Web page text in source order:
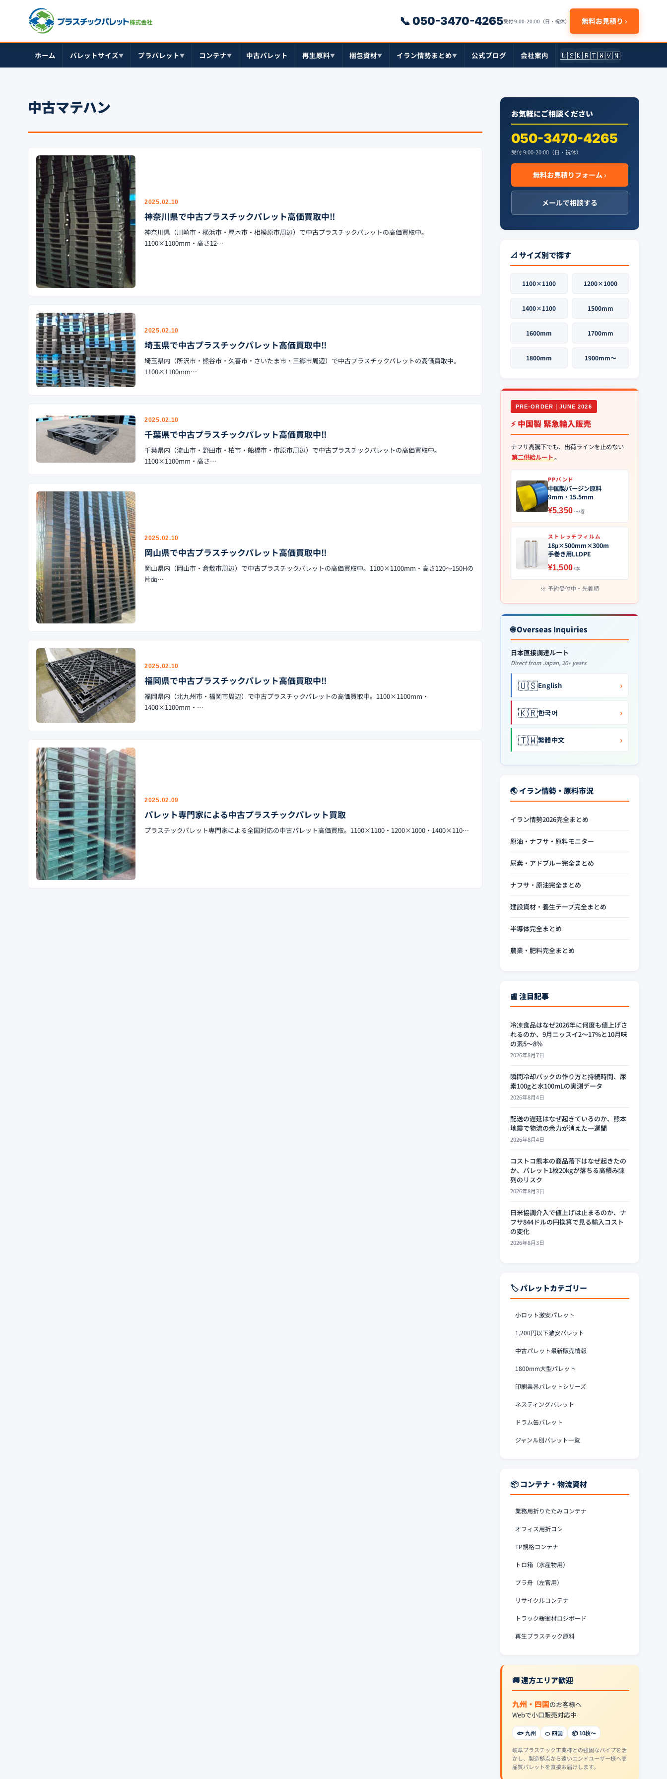
📞 050-3470-4265受付 9:00-20:00（日・祝休） 無料お見積り ›
ホーム パレットサイズ▼ プラパレット▼ コンテナ▼ 中古パレット 再生原料▼ 梱包資材▼ イラン情勢まとめ▼ 公式ブログ 会社案内 🇺🇸🇰🇷🇹🇼🇻🇳
中古マテハン
2025.02.10
神奈川県で中古プラスチックパレット高価買取中‼︎
神奈川県（川崎市・横浜市・厚木市・相模原市周辺）で中古プラスチックパレットの高価買取中。
1100×1100mm・高さ12…
2025.02.10
埼玉県で中古プラスチックパレット高価買取中‼︎
埼玉県内（所沢市・熊谷市・久喜市・さいたま市・三郷市周辺）で中古プラスチックパレットの高価買取中。
1100×1100mm…
2025.02.10
千葉県で中古プラスチックパレット高価買取中‼︎
千葉県内（流山市・野田市・柏市・船橋市・市原市周辺）で中古プラスチックパレットの高価買取中。
1100×1100mm・高さ…
2025.02.10
岡山県で中古プラスチックパレット高価買取中‼︎
岡山県内（岡山市・倉敷市周辺）で中古プラスチックパレットの高価買取中。1100×1100mm・高さ120〜150Hの
片面…
2025.02.10
福岡県で中古プラスチックパレット高価買取中‼︎
福岡県内（北九州市・福岡市周辺）で中古プラスチックパレットの高価買取中。1100×1100mm・
1400×1100mm・…
2025.02.09
パレット専門家による中古プラスチックパレット買取
プラスチックパレット専門家による全国対応の中古パレット高価買取。1100×1100・1200×1000・1400×110…
お気軽にご相談ください
050-3470-4265
受付 9:00-20:00（日・祝休）
無料お見積りフォーム ›
メールで相談する
📐 サイズ別で探す
1100×1100 1200×1000
1400×1100 1500mm
1600mm 1700mm
1800mm 1900mm〜
PRE-ORDER｜JUNE 2026
⚡ 中国製 緊急輸入販売
ナフサ高騰下でも、出荷ラインを止めない
第二供給ルート。
PPバンド
中国製バージン原料
9mm・15.5mm
¥5,350〜/巻
ストレッチフィルム
18μ×500mm×300m
手巻き用LLDPE
¥1,500/本
予約受付中・先着順
🌐 Overseas Inquiries
日本直接調達ルート
Direct from Japan, 20+ years
🇺🇸English ›
🇰🇷한국어 ›
🇹🇼繁體中文 ›
🌏 イラン情勢・原料市況
イラン情勢2026完全まとめ
原油・ナフサ・原料モニター
尿素・アドブルー完全まとめ
ナフサ・原油完全まとめ
建設資材・養生テープ完全まとめ
半導体完全まとめ
農業・肥料完全まとめ
📰 注目記事
冷凍食品はなぜ2026年に何度も値上げさ
れるのか、9月ニッスイ2〜17%と10月味
の素5〜8%
2026年8月7日
瞬間冷却パックの作り方と持続時間、尿
素100gと水100mLの実測データ
2026年8月4日
配送の遅延はなぜ起きているのか、熊本
地震で物流の余力が消えた一週間
2026年8月4日
コストコ熊本の商品落下はなぜ起きたの
か、パレット1枚20kgが落ちる高積み陳
列のリスク
2026年8月3日
日米協調介入で値上げは止まるのか、ナ
フサ844ドルの円換算で見る輸入コスト
の変化
2026年8月3日
🏷️ パレットカテゴリー
小ロット激安パレット
1,200円以下激安パレット
中古パレット最新販売情報
1800mm大型パレット
印刷業界パレットシリーズ
ネスティングパレット
ドラム缶パレット
ジャンル別パレット一覧
📦 コンテナ・物流資材
業務用折りたたみコンテナ
オフィス用折コン
TP規格コンテナ
トロ箱（水産物用）
プラ舟（左官用）
リサイクルコンテナ
トラック緩衝材ロジボード
再生プラスチック原料
🚚 遠方エリア歓迎
九州・四国のお客様へ
Webで小口販売対応中
🐟 九州 🍊 四国 📦 10枚〜
岐阜プラスチック工業様との強固なパイプを活
かし、製造拠点から遠いエンドユーザー様へ高
品質パレットを直接お届けします。